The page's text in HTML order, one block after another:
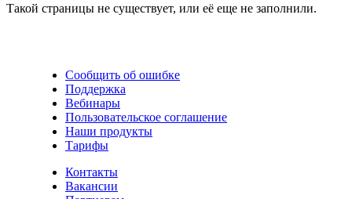
Такой страницы не существует, или её еще не заполнили.
Сообщить об ошибке
Поддержка
Вебинары
Пользовательское соглашение
Наши продукты
Тарифы
Контакты
Вакансии